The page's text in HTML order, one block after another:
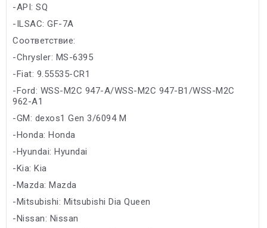
-API: SQ
-ILSAC: GF-7A
Соответствие:
-Chrysler: MS-6395
-Fiat: 9.55535-CR1
-Ford: WSS-M2C 947-A/WSS-M2C 947-B1/WSS-M2C
962-A1
-GM: dexos1 Gen 3/6094 M
-Honda: Honda
-Hyundai: Hyundai
-Kia: Kia
-Mazda: Mazda
-Mitsubishi: Mitsubishi Dia Queen
-Nissan: Nissan